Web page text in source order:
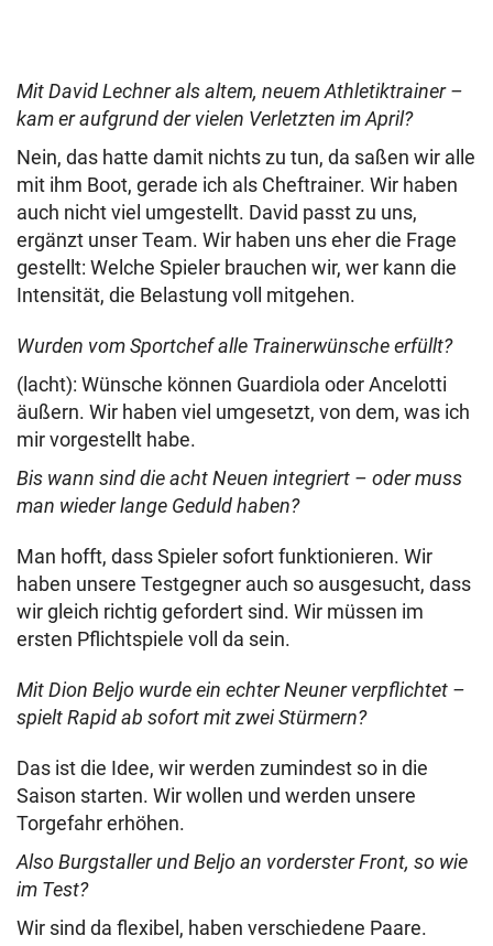
Mit David Lechner als altem, neuem Athletiktrainer –
kam er aufgrund der vielen Verletzten im April?
Nein, das hatte damit nichts zu tun, da saßen wir alle
mit ihm Boot, gerade ich als Cheftrainer. Wir haben
auch nicht viel umgestellt. David passt zu uns,
ergänzt unser Team. Wir haben uns eher die Frage
gestellt: Welche Spieler brauchen wir, wer kann die
Intensität, die Belastung voll mitgehen.
Wurden vom Sportchef alle Trainerwünsche erfüllt?
(lacht): Wünsche können Guardiola oder Ancelotti
äußern. Wir haben viel umgesetzt, von dem, was ich
mir vorgestellt habe.
Bis wann sind die acht Neuen integriert – oder muss
man wieder lange Geduld haben?
Man hofft, dass Spieler sofort funktionieren. Wir
haben unsere Testgegner auch so ausgesucht, dass
wir gleich richtig gefordert sind. Wir müssen im
ersten Pflichtspiele voll da sein.
Mit Dion Beljo wurde ein echter Neuner verpflichtet –
spielt Rapid ab sofort mit zwei Stürmern?
Das ist die Idee, wir werden zumindest so in die
Saison starten. Wir wollen und werden unsere
Torgefahr erhöhen.
Also Burgstaller und Beljo an vorderster Front, so wie
im Test?
Wir sind da flexibel, haben verschiedene Paare.